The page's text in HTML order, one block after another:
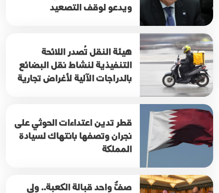
ويدعو لوقف التصعيد
هيئة النقل تُصدر اللائحة
التنفيذية لنشاط نقل البضائع
بالدراجات الآلية لأغراض تجارية
قطر تدين اعتداءات الحوثي على
نجران وتصفها بانتهاك لسيادة
المملكة
صفٌّ واحد قبالة الكعبة.. ولي